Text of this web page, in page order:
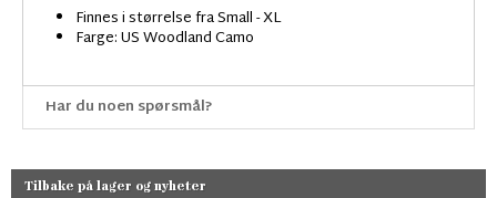
Finnes i størrelse fra Small - XL
Farge: US Woodland Camo
Har du noen spørsmål?
Tilbake på lager og nyheter